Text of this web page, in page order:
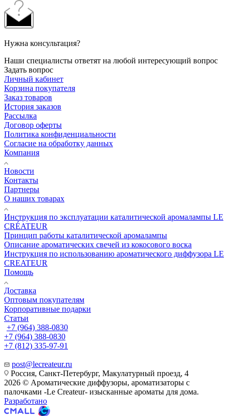
Нужна консультация?
Наши специалисты ответят на любой интересующий вопрос
Задать вопрос
Личный кабинет
Корзина покупателя
Заказ товаров
История заказов
Рассылка
Договор оферты
Политика конфиденциальности
Согласие на обработку данных
Компания
Новости
Контакты
Партнеры
О наших товарах
Инструкция по эксплуатации каталитической аромалампы LE
CRÉATEUR
Принцип работы каталитической аромалампы
Описание ароматических свечей из кокосового воска
Инструкция по использованию ароматического диффузора LE
CREATEUR
Помощь
Доставка
Оптовым покупателям
Корпоративные подарки
Статьи
+7 (964) 388-0830
+7 (964) 388-0830
+7 (812) 335-97-91
post@lecreateur.ru
Россия, Санкт-Петербург, Макулатурный проезд, 4
2026 © Ароматические диффузоры, ароматизаторы с
палочками -Le Createur- изысканные ароматы для дома.
Разработано